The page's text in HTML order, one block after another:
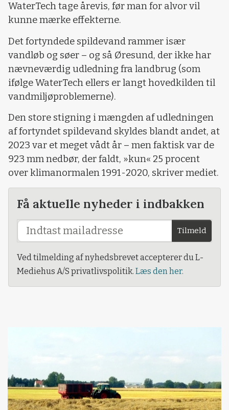
WaterTech tage årevis, før man for alvor vil
kunne mærke effekterne.
Det fortyndede spildevand rammer især
vandløb og søer – og så Øresund, der ikke har
nævneværdig udledning fra landbrug (som
ifølge WaterTech ellers er langt hovedkilden til
vandmiljøproblemerne).
Den store stigning i mængden af udledningen
af fortyndet spildevand skyldes blandt andet, at
2023 var et meget vådt år – men faktisk var de
923 mm nedbør, der faldt, »kun« 25 procent
over klimanormalen 1991-2020, skriver mediet.
Få aktuelle nyheder i indbakken
Tilmeld
Ved tilmelding af nyhedsbrevet accepterer du L-
Mediehus A/S privatlivspolitik. Læs den her.